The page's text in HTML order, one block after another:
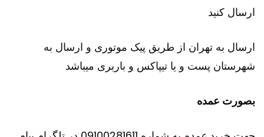
ارسال کنید
ارسال به تهران از طریق پیک موتوری و ارسال به
شهرستان پست و یا تیپاکس و باربری میباشد
بصورت عمده